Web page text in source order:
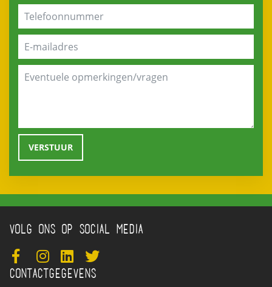
VOLG ONS OP SOCIAL MEDIA
CONTACTGEGEVENS